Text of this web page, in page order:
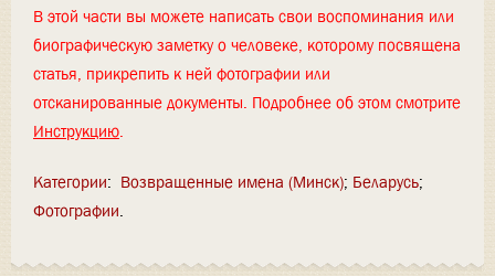
В этой части вы можете написать свои воспоминания или
биографическую заметку о человеке, которому посвящена
статья, прикрепить к ней фотографии или
отсканированные документы. Подробнее об этом смотрите
Инструкцию.
Категории: Возвращенные имена (Минск) Беларусь
Фотографии